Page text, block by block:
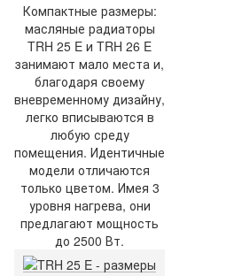
Компактные размеры:
масляные радиаторы
TRH 25 E и TRH 26 E
занимают мало места и,
благодаря своему
вневременному дизайну,
легко вписываются в
любую среду
помещения. Идентичные
модели отличаются
только цветом. Имея 3
уровня нагрева, они
предлагают мощность
до 2500 Вт.